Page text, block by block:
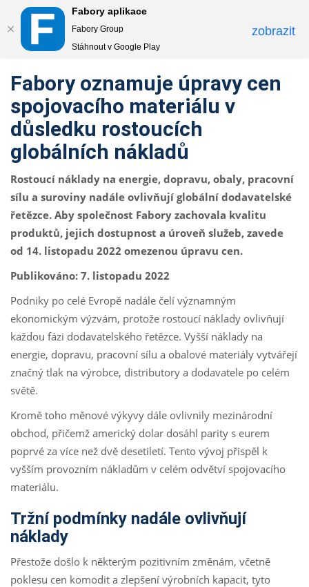
Fabory aplikace
Fabory Group
Stáhnout v Google Play
zobrazit
Fabory oznamuje úpravy cen
spojovacího materiálu v
důsledku rostoucích
globálních nákladů
Rostoucí náklady na energie, dopravu, obaly, pracovní
sílu a suroviny nadále ovlivňují globální dodavatelské
řetězce. Aby společnost Fabory zachovala kvalitu
produktů, jejich dostupnost a úroveň služeb, zavede
od 14. listopadu 2022 omezenou úpravu cen.
Publikováno: 7. listopadu 2022
Podniky po celé Evropě nadále čelí významným
ekonomickým výzvám, protože rostoucí náklady ovlivňují
každou fázi dodavatelského řetězce. Vyšší náklady na
energie, dopravu, pracovní sílu a obalové materiály vytvářejí
značný tlak na výrobce, distributory a dodavatele po celém
světě.
Kromě toho měnové výkyvy dále ovlivnily mezinárodní
obchod, přičemž americký dolar dosáhl parity s eurem
poprvé za více než dvě desetiletí. Tento vývoj přispěl k
vyšším provozním nákladům v celém odvětví spojovacího
materiálu.
Tržní podmínky nadále ovlivňují
náklady
Přestože došlo k některým pozitivním změnám, včetně
poklesu cen komodit a zlepšení výrobních kapacit, tyto